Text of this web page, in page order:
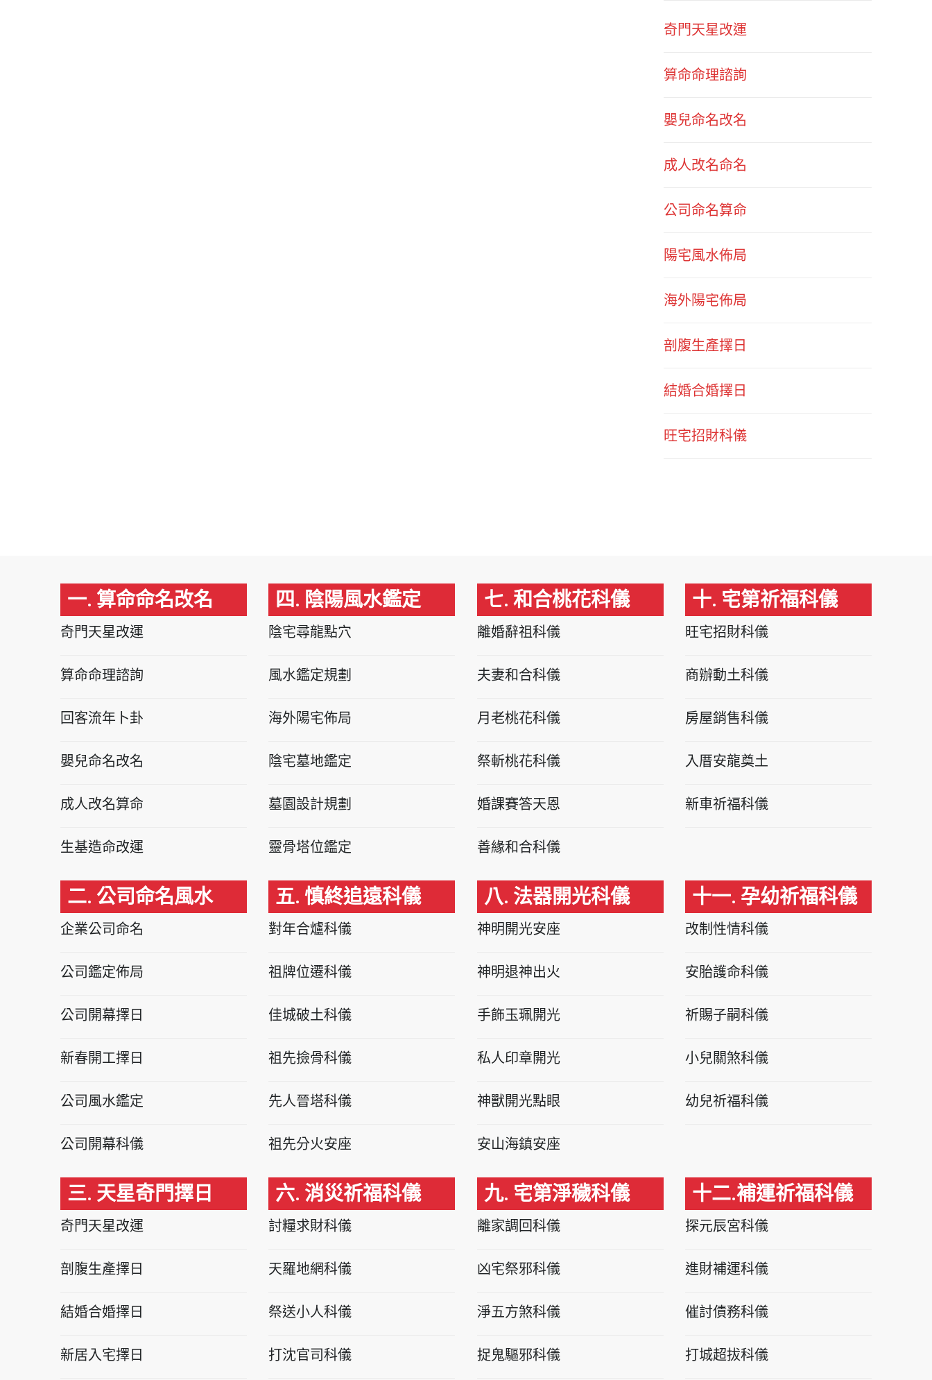
奇門天星改運
算命命理諮詢
嬰兒命名改名
成人改名命名
公司命名算命
陽宅風水佈局
海外陽宅佈局
剖腹生產擇日
結婚合婚擇日
旺宅招財科儀
一. 算命命名改名
奇門天星改運
算命命理諮詢
回客流年卜卦
嬰兒命名改名
成人改名算命
生基造命改運
二. 公司命名風水
企業公司命名
公司鑑定佈局
公司開幕擇日
新春開工擇日
公司風水鑑定
公司開幕科儀
三. 天星奇門擇日
奇門天星改運
剖腹生產擇日
結婚合婚擇日
新居入宅擇日
四. 陰陽風水鑑定
陰宅尋龍點穴
風水鑑定規劃
海外陽宅佈局
陰宅墓地鑑定
墓園設計規劃
靈骨塔位鑑定
五. 慎終追遠科儀
對年合爐科儀
祖牌位遷科儀
佳城破土科儀
祖先撿骨科儀
先人晉塔科儀
祖先分火安座
六. 消災祈福科儀
討糧求財科儀
天羅地網科儀
祭送小人科儀
打沈官司科儀
七. 和合桃花科儀
離婚辭祖科儀
夫妻和合科儀
月老桃花科儀
祭斬桃花科儀
婚課賽答天恩
善緣和合科儀
八. 法器開光科儀
神明開光安座
神明退神出火
手飾玉珮開光
私人印章開光
神獸開光點眼
安山海鎮安座
九. 宅第淨穢科儀
離家調回科儀
凶宅祭邪科儀
淨五方煞科儀
捉鬼驅邪科儀
十. 宅第祈福科儀
旺宅招財科儀
商辦動土科儀
房屋銷售科儀
入厝安龍奠土
新車祈福科儀
十一. 孕幼祈福科儀
改制性情科儀
安胎護命科儀
祈賜子嗣科儀
小兒關煞科儀
幼兒祈福科儀
十二.補運祈福科儀
探元辰宮科儀
進財補運科儀
催討債務科儀
打城超拔科儀